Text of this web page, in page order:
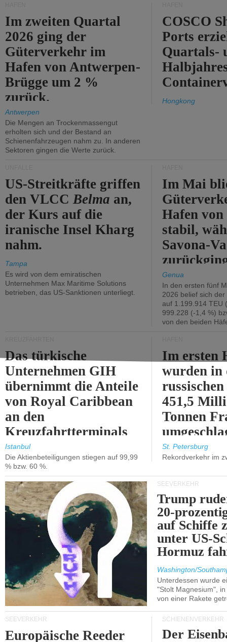
Im zweiten Quartal
2026 ging der
Güterverkehr im
Hafen von Antwerpen-
Brügge um 2 %
zurück.
Antwerpen
Die Mengen an Trockenmassengut
erholten sich und der Bestand an
Schienenfahrzeugen nahm zu. In anderen
Sektoren gingen die Werte zurück.
COSCO
Ports
Quartals-
Hongkong
US-Streitkräfte griffen
den VLCCBelma an,
der Kurs auf die
iranische Insel Kharg
nahm.
Tampa
Es wird von dem emiratischen
Unternehmen Max Maritime Solutions
betrieben, das US-Sanktionen unterliegt.
Im Mai
Hafen von
stabil,
Savona-
Genua
In den ersten fünf
2026 belief sich
auf 1.199.914 TEU
999.228 (-1,4 %)
von den beiden
Das türkische
Unternehmen GIH
übernimmt die Anteile
von Royal Caribbean
an den
Kreuzfahrtterminals
in Kusadasi und
Lissabon.
Istanbul
Die Aktienbeteiligungen stiegen auf 99,99
% bzw. 60 %.
Im ersten
wurden in
451,5
Tonnen
%).
St. Petersburg
Rekordverkehr im
SEEVERKEHR
Trump
20-
auf Schiffe
unter US-
Hormuz
Washington/
Unterdessen wurde
"Stolt Magnesium",
von einer Rakete
SEEVERKEHR
Europäische Reeder
SCHIENENVERKEHR
Der